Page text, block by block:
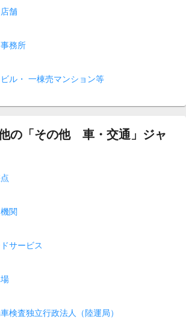
舗
務所
ル・ 一棟売マンション等
の「その他 車・交通」ジャ
関
サービス
検査独立行政法人（陸運局）